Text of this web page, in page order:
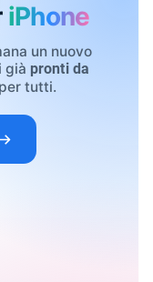
iPhone
un nuovo
già pronti da
tutti.